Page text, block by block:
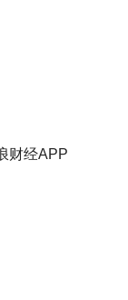
财经APP